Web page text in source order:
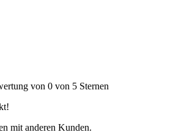
von 0 von 5 Sternen
mit anderen Kunden.